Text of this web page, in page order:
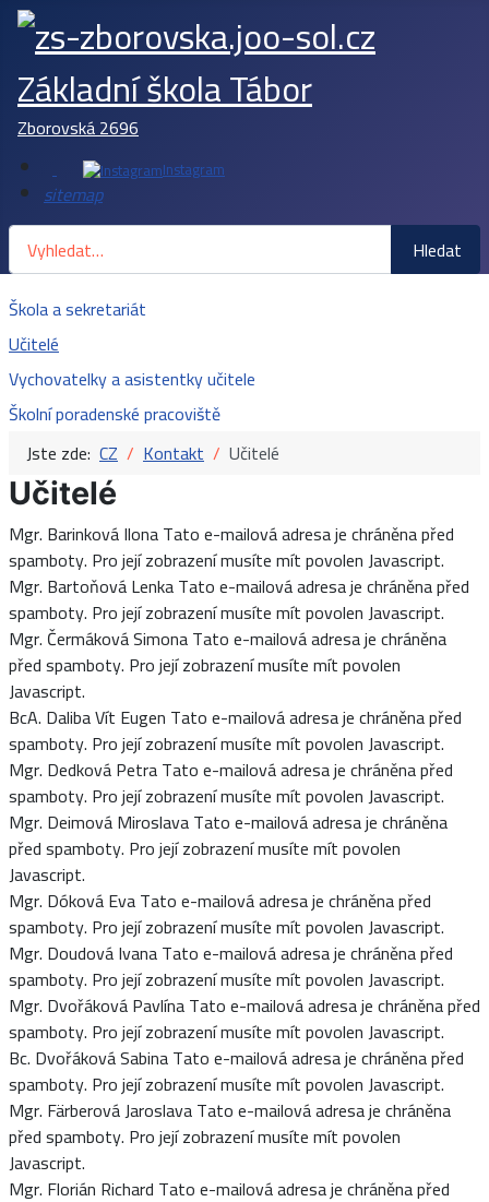
Základní škola Tábor
Zborovská 2696
Instagram
sitemap
Hledat
Hledat
Škola a sekretariát
Učitelé
Vychovatelky a asistentky učitele
Školní poradenské pracoviště
Jste zde: CZ Kontakt Učitelé
Učitelé
Mgr. Barinková IlonaTato e-mailová adresa je chráněna před
spamboty. Pro její zobrazení musíte mít povolen Javascript.
Mgr. Bartoňová LenkaTato e-mailová adresa je chráněna před
spamboty. Pro její zobrazení musíte mít povolen Javascript.
Mgr. Čermáková SimonaTato e-mailová adresa je chráněna
před spamboty. Pro její zobrazení musíte mít povolen
Javascript.
BcA. Daliba Vít Eugen Tato e-mailová adresa je chráněna před
spamboty. Pro její zobrazení musíte mít povolen Javascript.
Mgr. Dedková PetraTato e-mailová adresa je chráněna před
spamboty. Pro její zobrazení musíte mít povolen Javascript.
Mgr. Deimová MiroslavaTato e-mailová adresa je chráněna
před spamboty. Pro její zobrazení musíte mít povolen
Javascript.
Mgr. Dóková EvaTato e-mailová adresa je chráněna před
spamboty. Pro její zobrazení musíte mít povolen Javascript.
Mgr. Doudová IvanaTato e-mailová adresa je chráněna před
spamboty. Pro její zobrazení musíte mít povolen Javascript.
Mgr. Dvořáková PavlínaTato e-mailová adresa je chráněna před
spamboty. Pro její zobrazení musíte mít povolen Javascript.
Bc. Dvořáková SabinaTato e-mailová adresa je chráněna před
spamboty. Pro její zobrazení musíte mít povolen Javascript.
Mgr. Färberová JaroslavaTato e-mailová adresa je chráněna
před spamboty. Pro její zobrazení musíte mít povolen
Javascript.
Mgr. Florián Richard Tato e-mailová adresa je chráněna před